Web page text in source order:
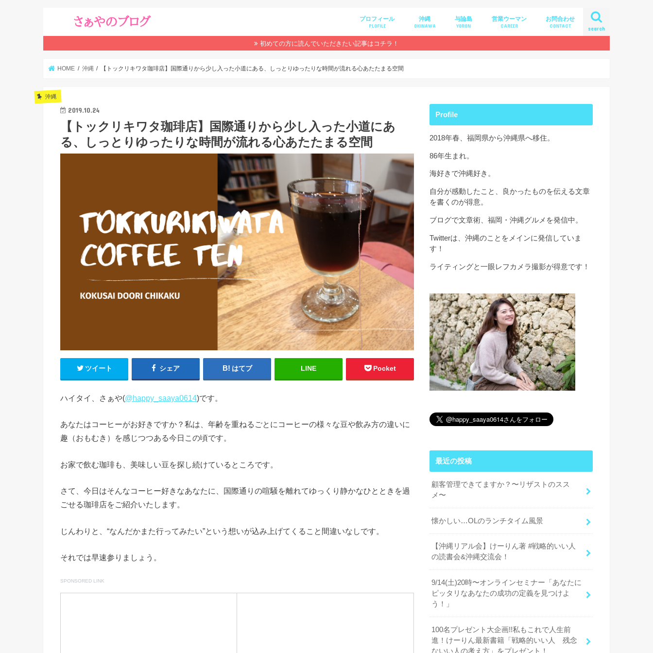
search
プロフィール
PLOFILE
沖縄
OKINAWA
与論島
YORON
営業ウーマン
CAREER
お問合わせ
CONTACT
初めての方に読んでいただきたい記事はコチラ！
HOME 沖縄 【トックリキワタ珈琲店】国際通りから少し入った小道にある、しっとりゆったりな時間が流れる心あたたまる空間
沖縄
2019.10.24
【トックリキワタ珈琲店】国際通りから少し入った小道にあ
る、しっとりゆったりな時間が流れる心あたたまる空間
ツイート シェア はてブ LINE Pocket
ハイタイ、さぁや(@happy_saaya0614)です。
あなたはコーヒーがお好きですか？私は、年齢を重ねるごとにコーヒーの様々な豆や飲み方の違いに
趣（おもむき）を感じつつある今日この頃です。
お家で飲む珈琲も、美味しい豆を探し続けているところです。
さて、今日はそんなコーヒー好きなあなたに、国際通りの喧騒を離れてゆっくり静かなひとときを過
ごせる珈琲店をご紹介いたします。
じんわりと、“なんだかまた行ってみたい”という想いが込み上げてくること間違いなしです。
それでは早速参りましょう。
SPONSORED LINK
Profile
2018年春、福岡県から沖縄県へ移住。
86年生まれ。
海好きで沖縄好き。
自分が感動したこと、良かったものを伝える文章
を書くのが得意。
ブログで文章術、福岡・沖縄グルメを発信中。
Twitterは、沖縄のことをメインに発信していま
す！
ライティングと一眼レフカメラ撮影が得意です！
最近の投稿
顧客管理できてますか？〜リザストのスス
メ〜
懐かしい…OLのランチタイム風景
【沖縄リアル会】けーりん著 #戦略的いい人
の読書会&沖縄交流会！
9/14(土)20時〜オンラインセミナー「あなたに
ピッタリなあなたの成功の定義を見つけよ
う！」
100名プレゼント大企画!!私もこれで人生前
進！けーりん最新書籍「戦略的いい人 残念
ないい人の考え方」をプレゼント！